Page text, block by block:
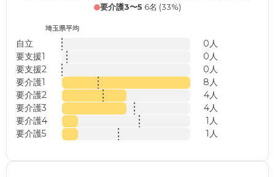
要介護3〜5 6名 (33%)
埼玉県平均
自立
0人
要支援1
0人
要支援2
0人
要介護1
8人
要介護2
4人
要介護3
4人
要介護4
1人
要介護5
1人